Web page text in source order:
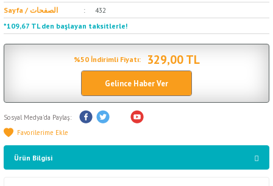
Sayfa / الصفحات
432
*109,67 TL den başlayan taksitlerle!
%50 İndirimli Fiyatı: 329,00 TL
Gelince Haber Ver
Sosyal Medya'da Paylaş:
Ürün Bilgisi